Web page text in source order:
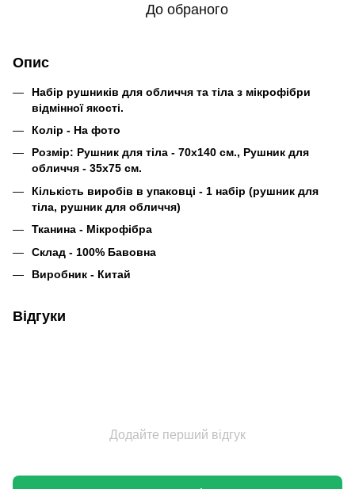
До обраного
Опис
Набір рушників для обличчя та тіла з мікрофібри
відмінної якості.
Колір - На фото
Розмір: Рушник для тіла - 70х140 см., Рушник для
обличчя - 35х75 см.
Кількість виробів в упаковці - 1 набір (рушник для
тіла, рушник для обличчя)
Тканина - Мікрофібра
Склад - 100% Бавовна
Виробник - Китай
Відгуки
Додайте перший відгук